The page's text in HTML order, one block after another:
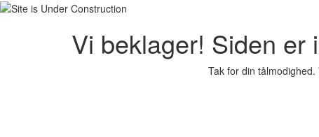
Vi beklager! Siden er
Tak for din